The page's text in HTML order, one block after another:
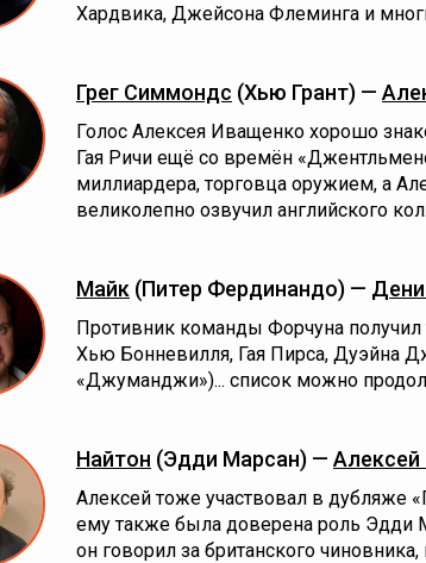
Хардвика, Джейсона Флеминга и
Грег Симмондс (Хью Грант) —
Голос Алексея Иващенко хорошо
Гая Ричи ещё со времён
миллиардера, торговца оружием, а
великолепно озвучил английского
Майк (Питер Фердинандо) —
Противник команды Форчуна
Хью Бонневилля, Гая Пирса, Дуэйна
«Джуманджи»)... список можно
Найтон (Эдди Марсан) —
Алексей тоже участвовал в дубляже
ему также была доверена роль Эдди
он говорил за британского